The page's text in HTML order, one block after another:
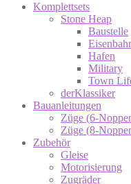
Komplettsets
Stone Heap
Baustelle
Hafen
Military
Town
derKlassiker
Bauanleitungen
Züge (6-
Züge (8-
Zubehör
Gleise
Motorisierung
Zugräder